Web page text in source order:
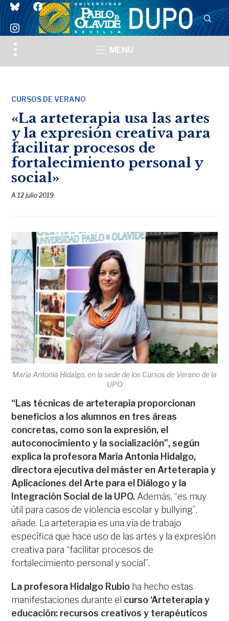
blueskyfacebook
instagram
Toggle
sidebar
MENU
CURSOS DE VERANO
«La arteterapia usa las artes
y la expresión creativa para
facilitar procesos de
fortalecimiento personal y
social»
A12 julio 2019
María Antonia Hidalgo, en la sede de los Cursos de Verano de la
UPO
“Las técnicas de arteterapia proporcionan
beneficios a los alumnos en tres áreas
concretas, como son la expresión, el
autoconocimiento y la socialización”, según
explica la profesora María Antonia Hidalgo,
directora ejecutiva del máster en Arteterapia y
Aplicaciones del Arte para el Diálogo y la
Integración Social de la UPO. Además, “es muy
útil para casos de violencia escolar y bullying”,
añade. La arteterapia es una vía de trabajo
específica que hace uso de las artes y la expresión
creativa para “facilitar procesos de
fortalecimiento personal y social”.
La profesora Hidalgo Rubio ha hecho estas
manifestaciones durante el curso ‘Arteterapia y
educación: recursos creativos y terapéuticos